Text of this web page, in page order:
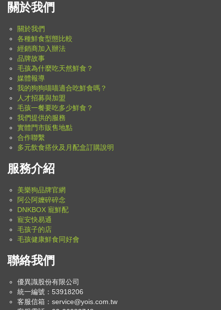
關於我們
關於我們
各種鮮食型態比較
經銷商加入辦法
品牌故事
毛孩為什麼吃天然鮮食？
媒體報導
我的狗狗喵喵適合吃鮮食嗎？
人才招募與加盟
毛孩一餐要吃多少鮮食？
我們提供的服務
實體門市販售地點
合作聯繫
多元飲食搭伙及月配盒訂購說明
服務介紹
美樂狗品牌官網
阿公阿嬤碎碎念
DNKBOX 寵鮮配
寵安快易通
毛孩子的店
毛孩健康鮮食同好會
聯絡我們
優異識股份有限公司
統一編號：53918206
客服信箱： service@yois.com.tw